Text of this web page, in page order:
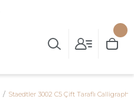
Staedtler 3002 C5 Çift Taraflı